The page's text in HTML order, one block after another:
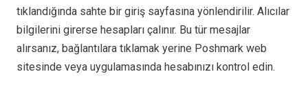
tıklandığında sahte bir giriş sayfasına yönlendirilir. Alıcılar
bilgilerini girerse hesapları çalınır. Bu tür mesajlar
alırsanız, bağlantılara tıklamak yerine Poshmark web
sitesinde veya uygulamasında hesabınızı kontrol edin.